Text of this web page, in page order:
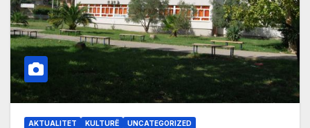
AKTUALITET KULTURË UNCATEGORIZED